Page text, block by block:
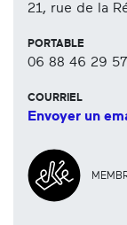
21, rue de la
PORTABLE
06 88 46 29 57
COURRIEL
Envoyer un